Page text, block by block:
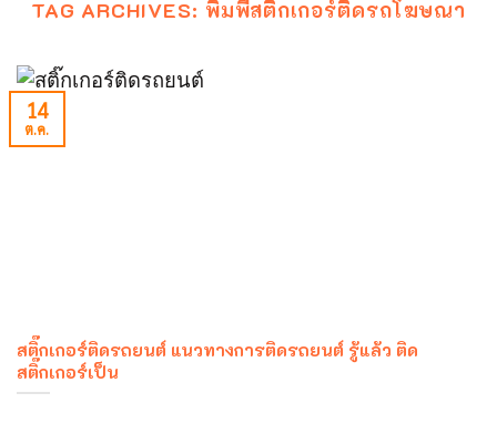
TAG ARCHIVES: พิมพืสติ๊กเกอร์ติดรถโฆษณา
สติ๊กเกอร์ติดรถยนต์ แนวทางการติดรถยนต์ รู้แล้ว ติด
สติ๊กเกอร์เป็น
14
ต.ค.